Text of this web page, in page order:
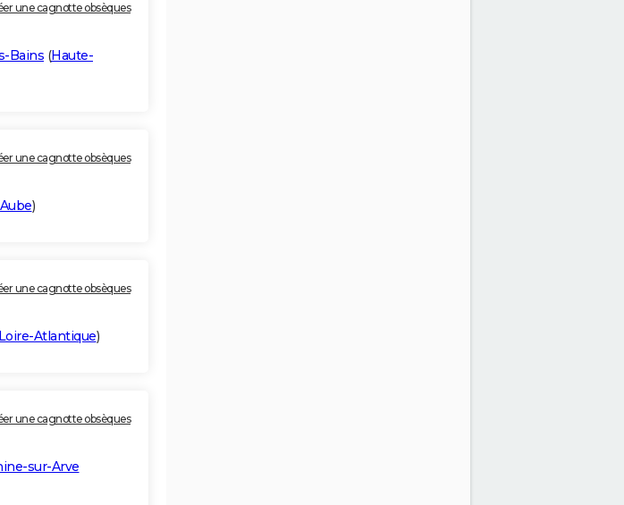
une cagnotte obsèques
Bains (Haute-
une cagnotte obsèques
Aube)
une cagnotte obsèques
Atlantique)
une cagnotte obsèques
sur-Arve